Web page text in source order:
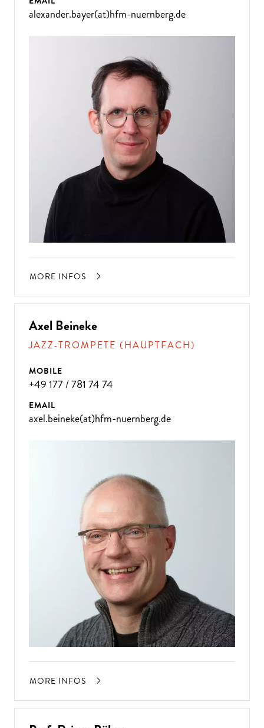
alexander.bayer(at)hfm-nuernberg.de
MORE INFOS
Axel Beineke
JAZZ-TROMPETE (HAUPTFACH)
MOBILE
+49 177 / 781 74 74
EMAIL
axel.beineke(at)hfm-nuernberg.de
MORE INFOS